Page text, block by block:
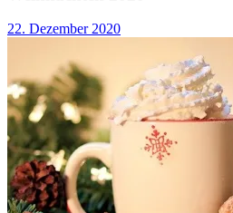
22. Dezember 2020